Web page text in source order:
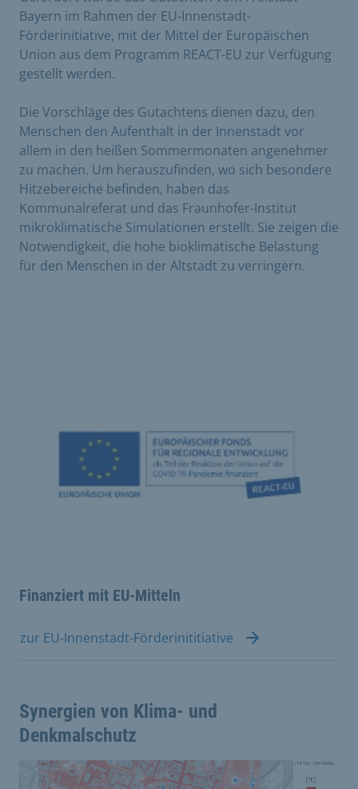
Bayern im Rahmen der EU-Innenstadt-
Förderinitiative, mit der Mittel der Europäischen
Union aus dem Programm REACT-EU zur Verfügung
gestellt werden.
Die Vorschläge des Gutachtens dienen dazu, den
Menschen den Aufenthalt in der Innenstadt vor
allem in den heißen Sommermonaten angenehmer
zu machen. Um herauszufinden, wo sich besondere
Hitzebereiche befinden, haben das
Kommunalreferat und das Fraunhofer-Institut
mikroklimatische Simulationen erstellt. Sie zeigen die
Notwendigkeit, die hohe bioklimatische Belastung
für den Menschen in der Altstadt zu verringern.
Finanziert mit EU-Mitteln
zur EU-Innenstadt-Förderinititiative
Synergien von Klima- und
Denkmalschutz